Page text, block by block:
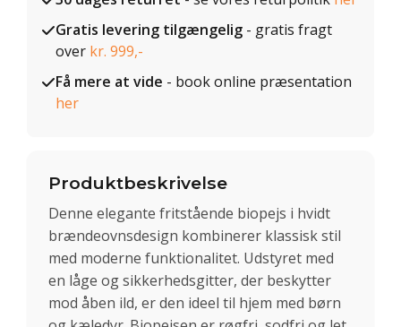
Gratis levering tilgængelig - gratis fragt
over kr. 999,-
Få mere at vide - book online præsentation
her
Produktbeskrivelse
Denne elegante fritstående biopejs i hvidt
brændeovnsdesign kombinerer klassisk stil
med moderne funktionalitet. Udstyret med
en låge og sikkerhedsgitter, der beskytter
mod åben ild, er den ideel til hjem med børn